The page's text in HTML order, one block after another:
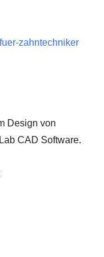
zahntechniker
Design von
CAD Software.